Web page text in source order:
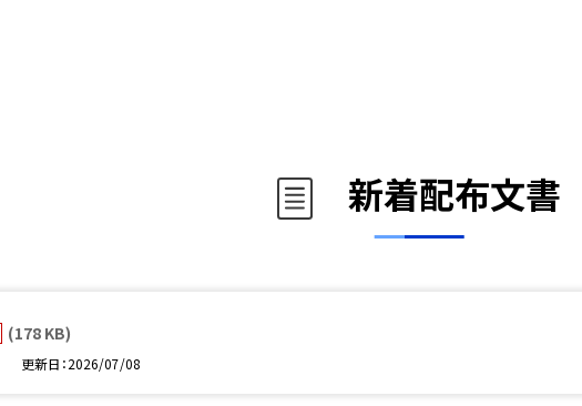
新着配布文書
(178 KB)
更新日 2026/07/08